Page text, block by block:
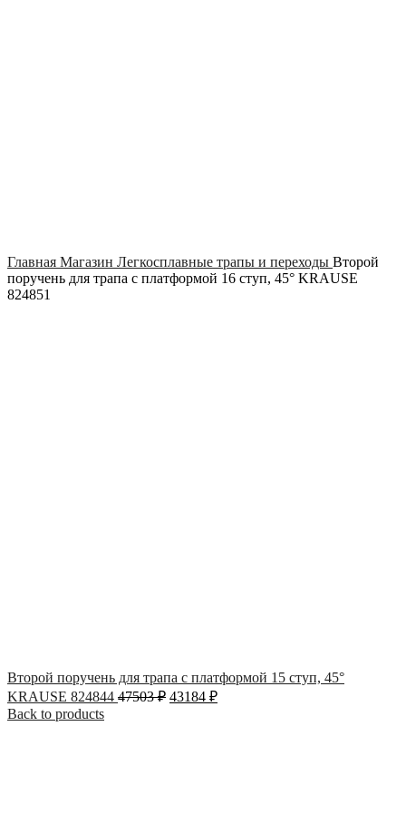
Главная Магазин Легкосплавные трапы и переходы Второй
поручень для трапа с платформой 16 ступ, 45° KRAUSE
824851
Второй поручень для трапа с платформой 15 ступ, 45°
KRAUSE 824844 47503₽ 43184 ₽
Back to products